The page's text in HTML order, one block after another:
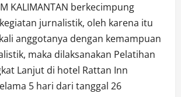
KALIMANTAN berkecimpung
jurnalistik, oleh karena itu
anggotanya dengan kemampuan
maka dilaksanakan Pelatihan
Lanjut di hotel Rattan Inn
5 hari dari tanggal 26